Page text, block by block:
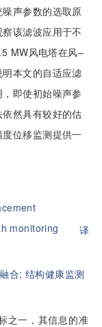
声参数的选取原
该滤波应用于不
MW风电塔在风–
本文的自适应滤
即使初始噪声参
然具有较好的估
位移监测提供一
monitoring 译
合; 结构健康监测
之一，其信息的准